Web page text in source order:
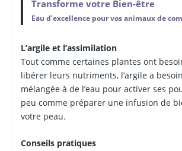
Transforme votre Bien-être
Eau d’excellence pour vos animaux de
L’argile et l’assimilation
Tout comme certaines plantes ont
libérer leurs nutriments, l’argile a
mélangée à de l’eau pour activer ses
peu comme préparer une infusion de
votre peau.
Conseils pratiques